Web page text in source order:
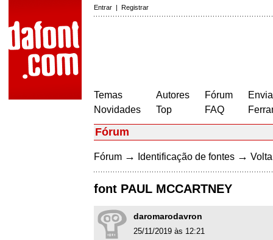
Entrar | Registrar
Temas
Novidades
Autores
Top
Fórum
FAQ
Fórum
Fórum → Identificação de fontes →
font PAUL MCCARTNEY
daromarodavron
25/11/2019 às 12:21